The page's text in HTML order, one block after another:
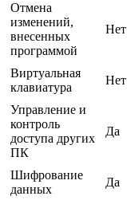
Отмена
изменений,
внесенных
программой
Нет
Виртуальная
клавиатура
Нет
Управление и
контроль
доступа других
ПК
Да
Шифрование
данных
Да